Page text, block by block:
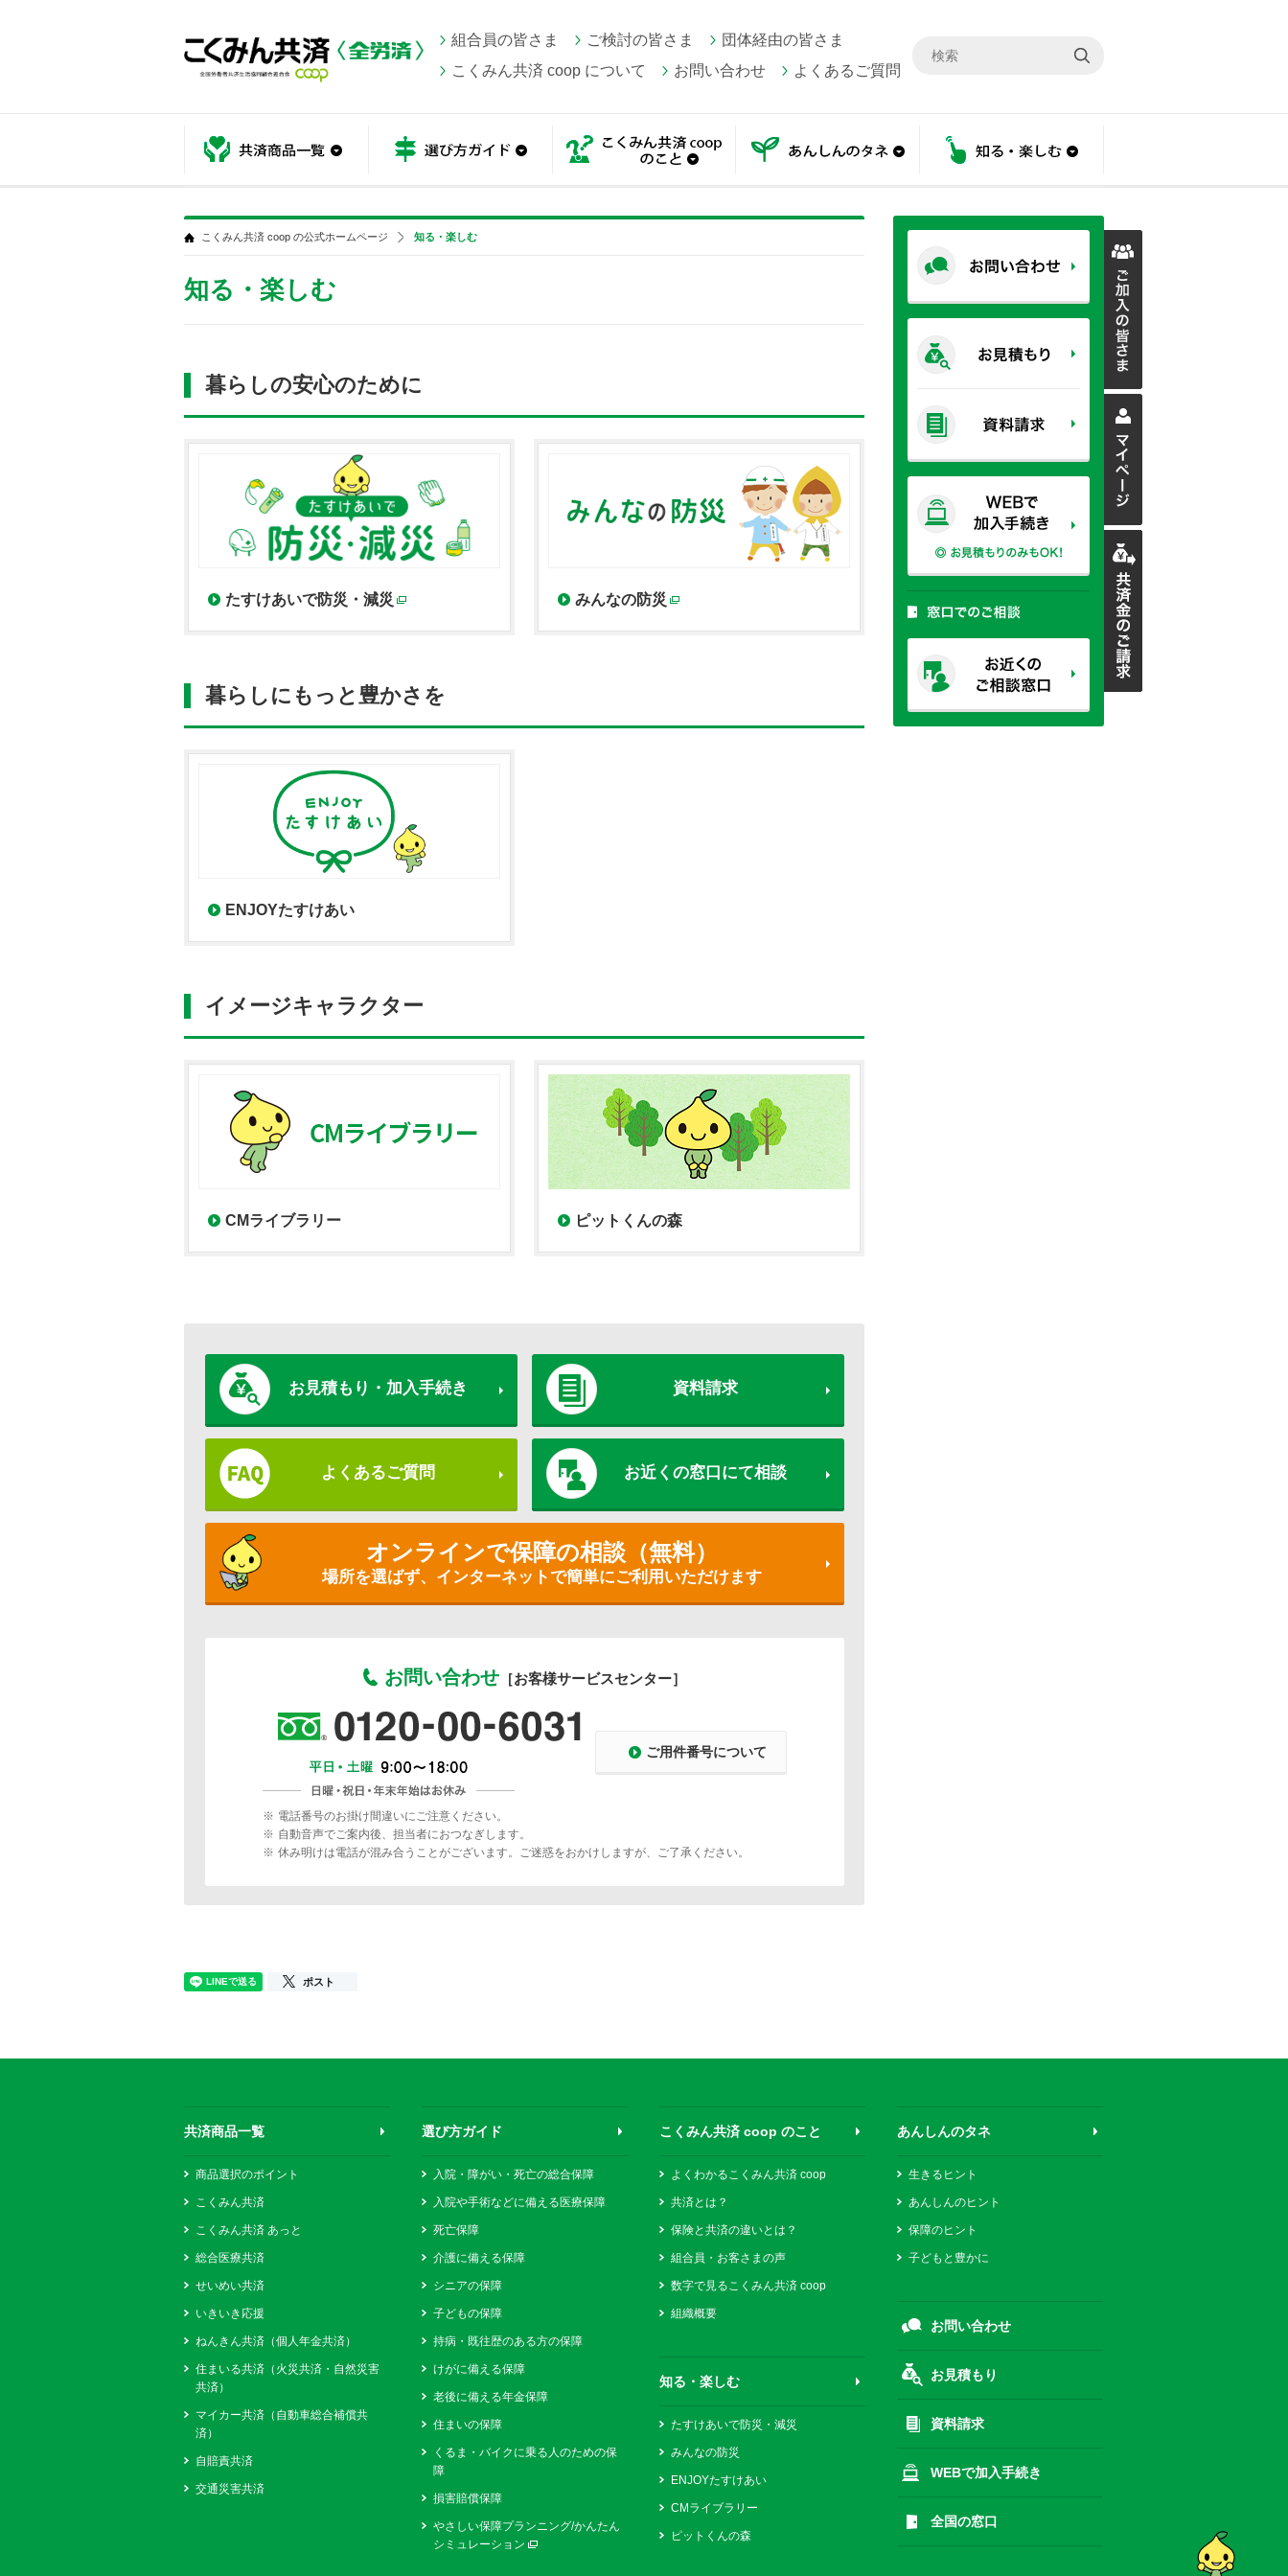
組合員の皆さま ご検討の皆さま
団体経由の皆さま
こくみん共済 coop について
お問い合わせ よくあるご質問
こくみん共済 coop の公式ホームページ 知る・楽しむ
知る・楽しむ
暮らしの安心のために
たすけあいで防災・減災 みんなの防災
暮らしにもっと豊かさを
ENJOYたすけあい
イメージキャラクター
CMライブラリー ピットくんの森
お見積もり・加入手続き 資料請求
よくあるご質問 お近くの窓口にて相談
オンラインで保障の相談（無料）
場所を選ばず、インターネットで簡単にご利用いただけます
お問い合わせ ［お客様サービスセンター］
ご用件番号について
※ 電話番号のお掛け間違いにご注意ください。
※ 自動音声でご案内後、担当者におつなぎします。
※ 休み明けは電話が混み合うことがございます。ご迷惑をおかけしますが、ご了承ください。
ポスト
共済商品一覧
商品選択のポイント
こくみん共済
こくみん共済 あっと
総合医療共済
せいめい共済
いきいき応援
ねんきん共済（個人年金共済）
住まいる共済（火災共済・自然災害
共済）
マイカー共済（自動車総合補償共
済）
自賠責共済
交通災害共済
選び方ガイド
入院・障がい・死亡の総合保障
入院や手術などに備える医療保障
死亡保障
介護に備える保障
シニアの保障
子どもの保障
持病・既往歴のある方の保障
けがに備える保障
老後に備える年金保障
住まいの保障
くるま・バイクに乗る人のための保
障
損害賠償保障
やさしい保障プランニング/かんたん
シミュレーション
こくみん共済 coop のこと
よくわかるこくみん共済 coop
共済とは？
保険と共済の違いとは？
組合員・お客さまの声
数字で見るこくみん共済 coop
組織概要
知る・楽しむ
たすけあいで防災・減災
みんなの防災
ENJOYたすけあい
CMライブラリー
ピットくんの森
あんしんのタネ
生きるヒント
あんしんのヒント
保障のヒント
子どもと豊かに
お問い合わせ
お見積もり
資料請求
WEBで加入手続き
全国の窓口